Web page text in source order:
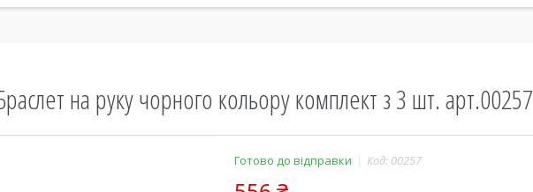
на руку чорного кольору комплект з 3 шт. арт.00257
Готово до відправки Код: 00257